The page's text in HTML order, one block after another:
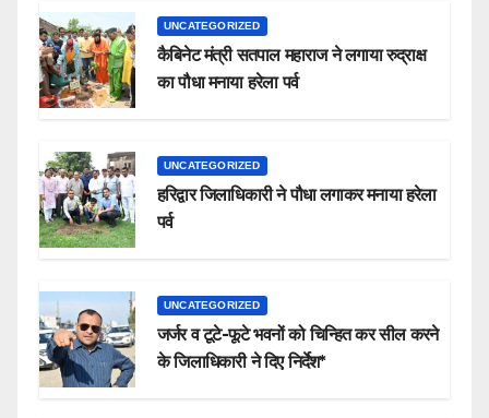
UNCATEGORIZED
कैबिनेट मंत्री सतपाल महाराज ने लगाया रुद्राक्ष
का पौधा मनाया हरेला पर्व
UNCATEGORIZED
हरिद्वार जिलाधिकारी ने पौधा लगाकर मनाया हरेला
पर्व
UNCATEGORIZED
जर्जर व टूटे-फूटे भवनों को चिन्हित कर सील करने
के जिलाधिकारी ने दिए निर्देश*